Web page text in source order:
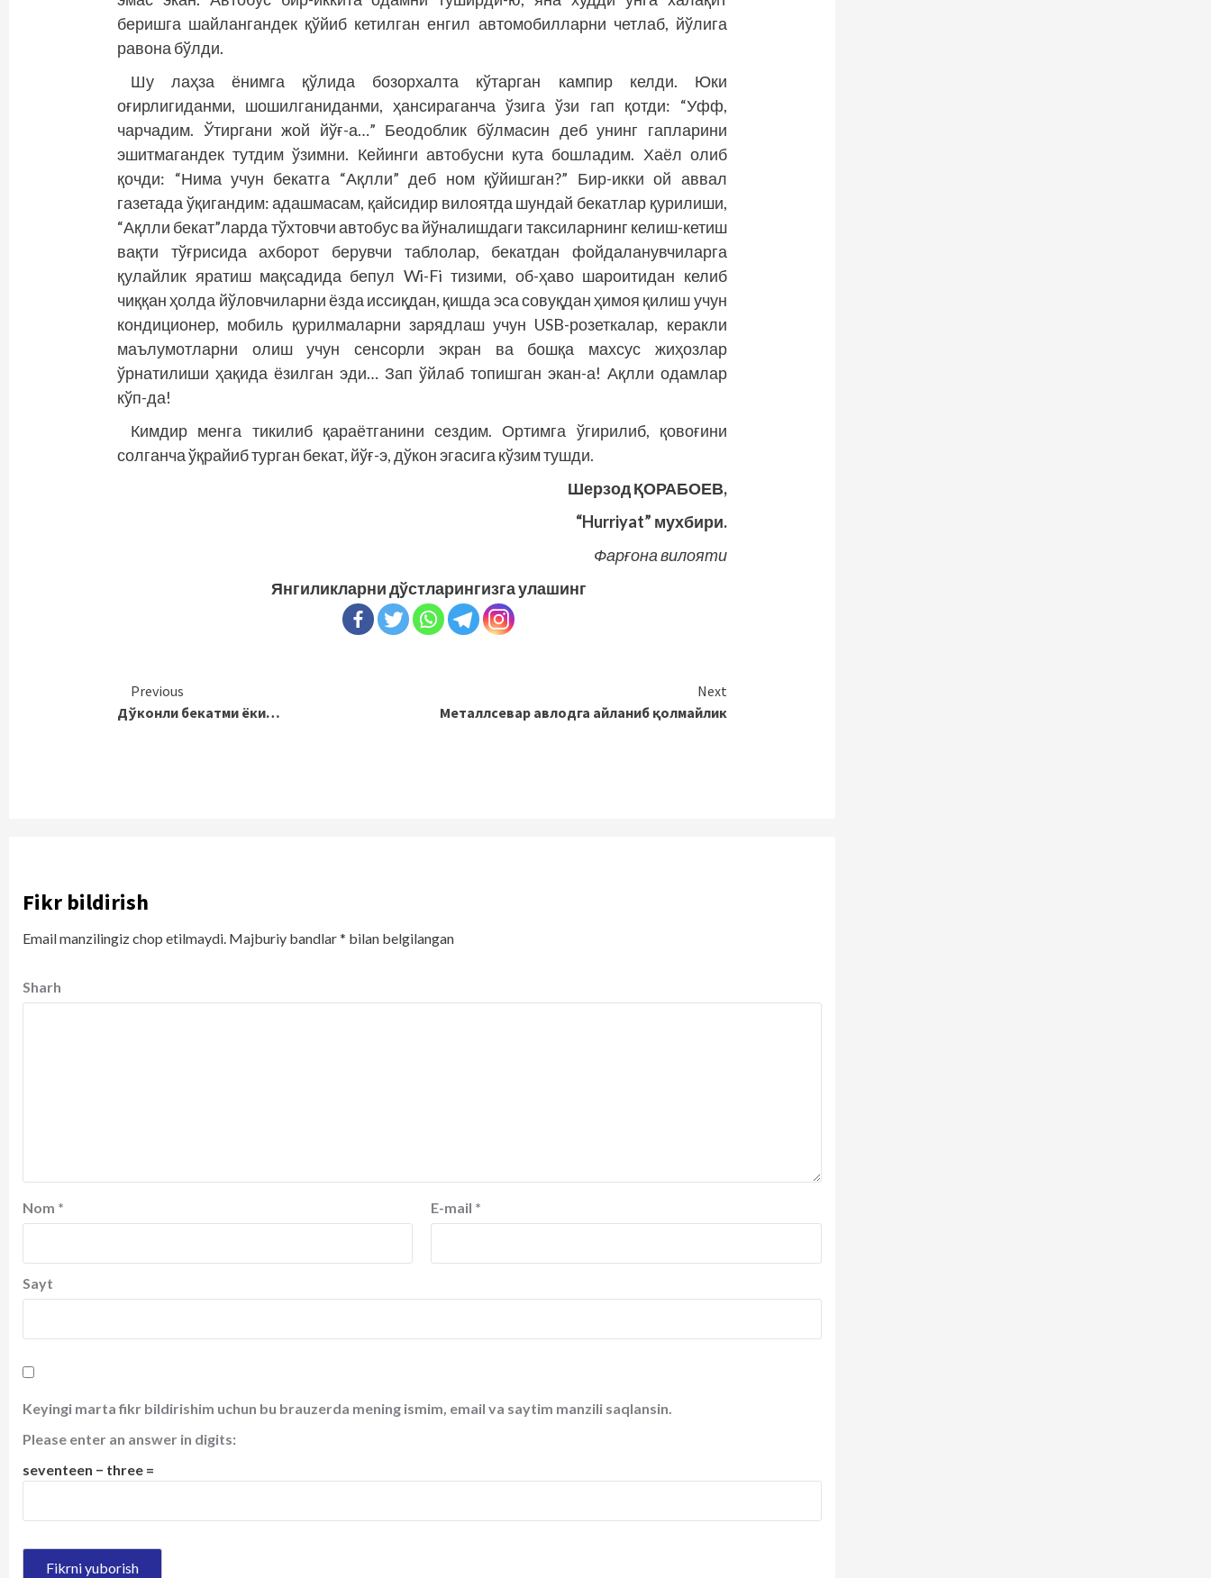
беришга шайлангандек қўйиб кетилган енгил автомобилларни четлаб, йўлига
равона бўлди.
Шу лаҳза ёнимга қўлида бозорхалта кўтарган кампир келди. Юки
оғирлигиданми, шошилганиданми, ҳансираганча ўзига ўзи гап қотди: “Уфф,
чарчадим. Ўтиргани жой йўғ-а…” Беодоблик бўлмасин деб унинг гапларини
эшитмагандек тутдим ўзимни. Кейинги автобусни кута бошладим. Хаёл олиб
қочди: “Нима учун бекатга “Ақлли” деб ном қўйишган?” Бир-икки ой аввал
газетада ўқигандим: адашмасам, қайсидир вилоятда шундай бекатлар қурилиши,
“Ақлли бекат”ларда тўхтовчи автобус ва йўналишдаги таксиларнинг келиш-кетиш
вақти тўғрисида ахборот берувчи таблолар, бекатдан фойдаланувчиларга
қулайлик яратиш мақсадида бепул Wi-Fi тизими, об-ҳаво шароитидан келиб
чиққан ҳолда йўловчиларни ёзда иссиқдан, қишда эса совуқдан ҳимоя қилиш учун
кондиционер, мобиль қурилмаларни зарядлаш учун USB-розеткалар, керакли
маълумотларни олиш учун сенсорли экран ва бошқа махсус жиҳозлар
ўрнатилиши ҳақида ёзилган эди… Зап ўйлаб топишган экан-а! Ақлли одамлар
кўп-да!
Кимдир менга тикилиб қараётганини сездим. Ортимга ўгирилиб, қовоғини
солганча ўқрайиб турган бекат, йўғ-э, дўкон эгасига кўзим тушди.
Шерзод ҚОРАБОЕВ,
“Hurriyat” мухбири.
Фарғона вилояти
Янгиликларни дўстларингизга улашинг
Continue
Reading
Previous
Дўконли бекатми ёки…
Next
Металлсевар авлодга айланиб қолмайлик
Fikr bildirish
Email manzilingiz chop etilmaydi. Majburiy bandlar* bilan belgilangan
Sharh
Nom * E-mail *
Sayt
Keyingi marta fikr bildirishim uchun bu brauzerda mening ismim, email va saytim manzili saqlansin.
Please enter an answer in digits:
seventeen − three =